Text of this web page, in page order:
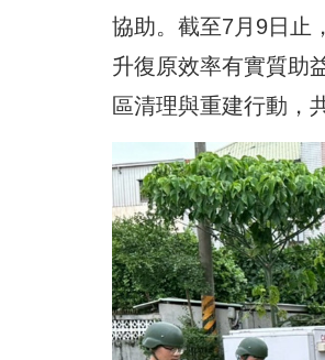
協助。截至7月9日止
升復原效率有實質助
區清理與重建行動，